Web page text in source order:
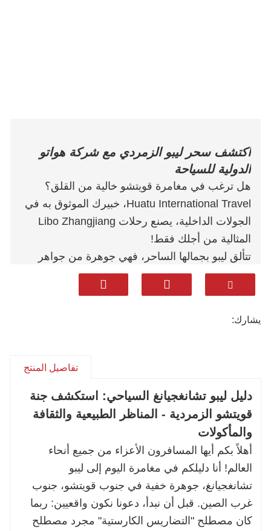
اكتشف سحر ليبو الزمردي مع شركة هواتو
الدولية للسياحة
هل ترغب في مغامرة قويتشو خالية من القلق؟
Huatu International Travel، خبيرك الموثوق به في
الجولات الداخلية، يصنع رحلات Libo Zhangjiang
المثالية من أجلك فقط!
تتألق ليبو بجمالها الساحر، فهي جوهرة من جواهر
اليونسكو، بجسورها الحجرية القديمة، وأوديتها
الخلابة، وغاباتها الكارستية الخضراء. ولكن ما هو
الحامض ذو المذاق اللاذع، وأرز ياو بالخيزران
وكلها محضرة بمكونات طازجة من النهر والجبال.
النُزُل الفاخرة وصولًا إلى المنتجعات الخلابة. بفضل
خبرتنا الطويلة، نُصمّم كل تفاصيل رحلتكم بعناية
فائقة، سواءً كانت رحلة تجديف في نهر شويتشون،
أو استكشاف قرى ياو، أو التنزه في غابة ماولان.
دع هواتو تتولى الباقي. احجز رحلتك الخاصة إلى ليبو
الآن لتستمتع بأشهى المأكولات، وإقامة مريحة،
ولحظات لا تُنسى!
يشارك:
تفاصيل المنتج
دليل ليبو تشانغجيانغ السياحي: استكشف جنة
قويتشو الزمردية - المناظر الطبيعية والثقافة
والمأكولات
أهلاً بكم أيها المسافرون الأعزاء من جميع أنحاء
العالم! أنا دليلكم في مغامرة اليوم إلى ليبو
تشانغجيانغ، جوهرة خفية في جنوب قويتشو، جنوب
غرب الصين. قبل أن نبدأ، دعونا نكون واقعيين: ربما
كان مصطلح "التضاريس الكارستية" مجرد مصطلح